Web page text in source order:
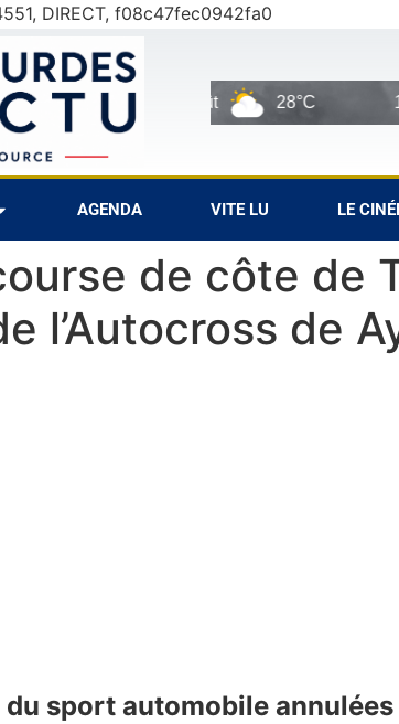
DIRECT, f08c47fec0942fa0
29°C 28°C 10
AGENDA VITE LU LE
de côte de
l’Autocross de
du sport automobile annulées